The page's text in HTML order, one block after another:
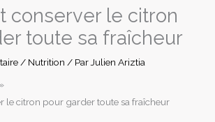
conserver le citron
toute sa fraîcheur
/ Nutrition / ParJulien Ariztia
le citron pour garder toute sa fraîcheur